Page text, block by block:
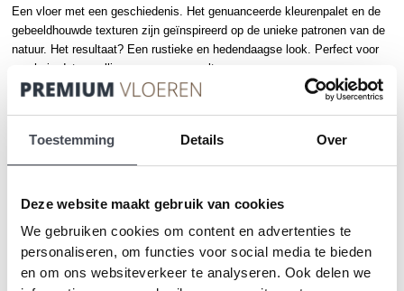
Toestemming Details Over
Deze website maakt gebruik van cookies
We gebruiken cookies om content en advertenties te
personaliseren, om functies voor social media te bieden
en om ons websiteverkeer te analyseren. Ook delen we
Een vloer met een geschiedenis. Het genuanceerde kleurenpalet en de
gebeeldhouwde texturen zijn geïnspireerd op de unieke patronen van de
natuur. Het resultaat? Een rustieke en hedendaagse look. Perfect voor
een huis dat gezellig en warm aanvoelt.
Je zou ook kunnen houden van …